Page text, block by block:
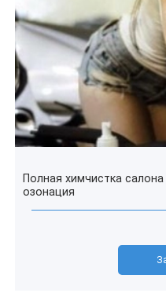
Полная химчистка
озонация